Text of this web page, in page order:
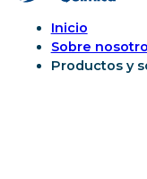
Inicio
Sobre
Productos y